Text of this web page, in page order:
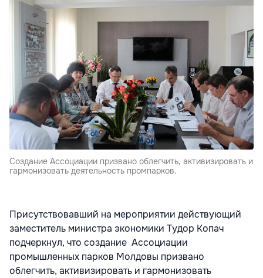
Создание Ассоциации призвано облегчить, активизировать и
гармонизовать деятельность промпарков.
Присутствовавший на мероприятии действующий
заместитель министра экономики Тудор Копач
подчеркнул, что создание Ассоциации
промышленных парков Молдовы призвано
облегчить, активизировать и гармонизовать